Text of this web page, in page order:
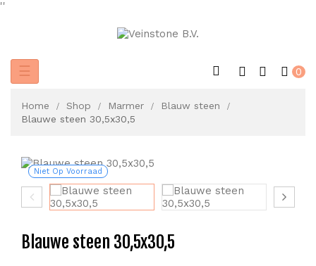
''
Toggle
☰ 0
Home Shop Marmer
Blauw steen
Blauwe steen 30,5x30,5
Niet Op Voorraad
Blauwe steen 30,5x30,5